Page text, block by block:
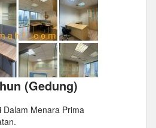
(Gedung)
Dalam Menara Prima